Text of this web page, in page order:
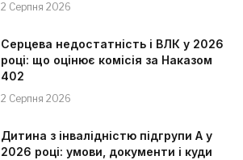
2 Серпня 2026
Серцева недостатність і ВЛК у 2026
році: що оцінює комісія за Наказом
402
2 Серпня 2026
Дитина з інвалідністю підгрупи А у
2026 році: умови, документи і куди